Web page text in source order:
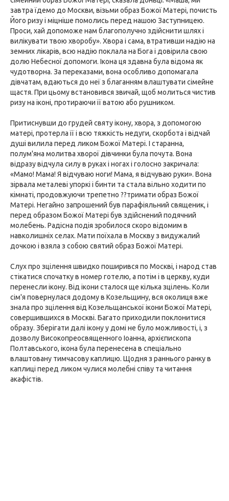
завтра їдемо до Москви, візьми образ Божої Матері, почисть
Його ризу і міцніше помолись перед нашою Заступницею.
Проси, хай допоможе нам благополучно здійснити шлях і
вилікувати твою хворобу». Хвора і сама, втративши надію на
земних лікарів, всю надію поклала на Бога і довірила свою
долю Небесної допомоги. Ікона ця здавна була відома як
чудотворна. За переказами, вона особливо допомагала
дівчатам, вдаються до неї з благанням влаштувати сімейне
щастя. При цьому встановився звичай, щоб молиться чистив
ризу на іконі, протираючи її ватою або рушником.
Притиснувши до грудей святу ікону, хвора, з допомогою
матері, протерла її і всю тяжкість недуги, скорбота і відчай
душі вилила перед ликом Божої Матері. І старанна,
полум'яна молитва хворої дівчинки була почута. Вона
відразу відчула силу в руках і ногах і голосно закричала:
«Мамо! Мама! Я відчуваю ноги! Мама, я відчуваю руки». Вона
зірвала металеві упоркі і бинти та стала вільно ходити по
кімнаті, продовжуючи трепетно ??тримати образ Божої
Матері. Негайно запрошений був парафіяльний священик, і
перед образом Божої Матері був здійснений подячний
молебень. Радісна подія зробилося скоро відомим в
навколишніх селах. Мати поїхала в Москву з видужалий
дочкою і взяла з собою святий образ Божої Матері.
Слух про зцілення швидко поширився по Москві, і народ став
стікатися спочатку в номер готелю, а потім і в церкву, куди
перенесли ікону. Від ікони сталося ще кілька зцілень. Коли
сім'я повернулася додому в Козельщину, вся околиця вже
знала про зцілення від Козельщанської ікони Божої Матері,
совершившихся в Москві. Багато приходили поклонитися
образу. Зберігати далі ікону у домі не було можливості, і, з
дозволу Високопреосвященного Іоанна, архієпископа
Полтавського, ікона була перенесена в спеціально
влаштовану тимчасову каплицю. Щодня з раннього ранку в
каплиці перед ликом чулися молебні співу та читання
акафістів.